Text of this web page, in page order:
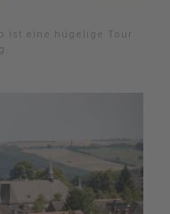
ist eine hügelige Tour